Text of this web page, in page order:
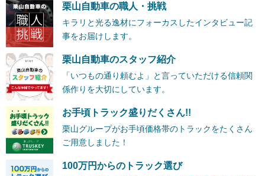
栗山自動車の職人・挑戦
キラリと光る逸材にフォーカスしたインタビュー記
事をお届けします。
栗山自動車のスタッフ紹介
「いつもの通り頼むよ」と言っていただける信頼関
係作りを大切にしています。
お手頃トラック盛りだくさん!!
栗山グループがお手頃価格帯のトラックをたくさん
ご用意しました！
100万円からのトラック選び